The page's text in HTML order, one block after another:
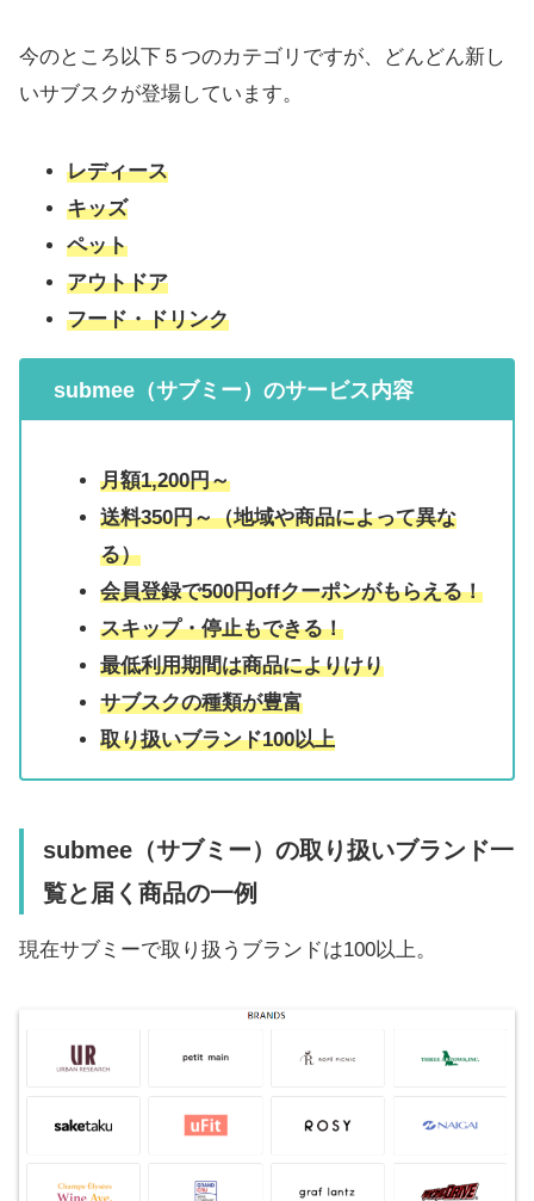
今のところ以下５つのカテゴリですが、どんどん新し
いサブスクが登場しています。
レディース
キッズ
ペット
アウトドア
フード・ドリンク
submee（サブミー） のサービス内容
月額1,200円～
送料350円～（地域や商品によって異な
る）
会員登録で500円offクーポンがもらえる！
スキップ・停止もできる！
最低利用期間は商品によりけり
サブスクの種類が豊富
取り扱いブランド100以上
submee（サブミー）の取り扱いブランド一
覧と届く商品の一例
現在サブミーで取り扱うブランドは100以上。